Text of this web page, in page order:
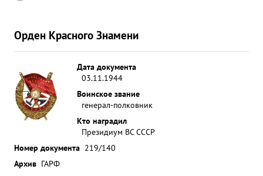
Орден Красного Знамени
Дата документа
03.11.1944
Воинское звание
генерал-полковник
Кто наградил
Президиум ВС СССР
Номер документа 219/140
Архив ГАРФ